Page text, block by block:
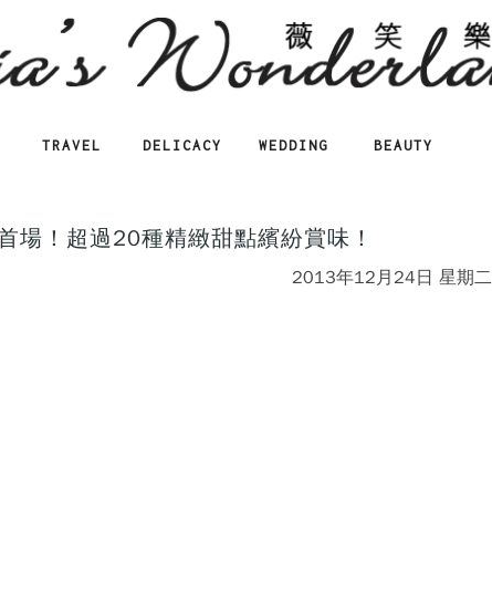
TRAVEL DELICACY WEDDING BEAUTY
場！超過20種精緻甜點繽紛賞味！
2013年12月24日 星期二